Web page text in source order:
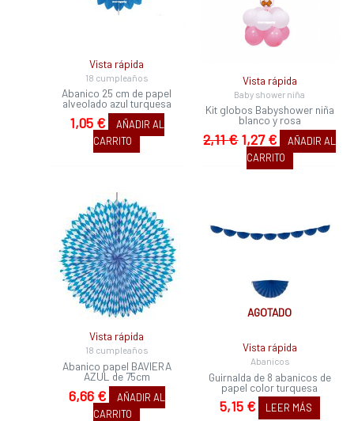
Vista rápida
18 cumpleaños
Abanico 25 cm de papel
alveolado azul turquesa
1,05 €
AÑADIR AL
CARRITO
Vista rápida
Baby shower niña
Kit globos Babyshower niña
blanco y rosa
2,11€ 1,27€
AÑADIR AL
CARRITO
Vista rápida
18 cumpleaños
Abanico papel BAVIERA
AZUL de 75cm
6,66 €
AÑADIR AL
CARRITO
AGOTADO
Vista rápida
Abanicos
Guirnalda de 8 abanicos de
papel color turquesa
5,15 € LEER MÁS